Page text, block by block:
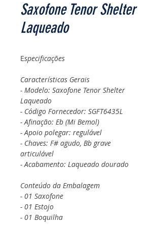
Saxofone Tenor Shelter
Laqueado
Especificações
Características Gerais
- Modelo: Saxofone Tenor Shelter
Laqueado
- Código Fornecedor: SGFT6435L
- Afinação: Eb (Mi Bemol)
- Apoio polegar: regulável
- Chaves: F# agudo, Bb grave
articulável
- Acabamento: Laqueado dourado
Conteúdo da Embalagem
- 01 Saxofone
- 01 Estojo
- 01 Boquilha